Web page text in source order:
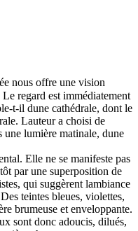
nous offre une vision
regard est immédiatement
t-il dune cathédrale, dont le
Lauteur a choisi de
une lumière matinale, dune
Elle ne se manifeste pas
par une superposition de
qui suggèrent lambiance
teintes bleues, violettes,
brumeuse et enveloppante.
sont donc adoucis, dilués,